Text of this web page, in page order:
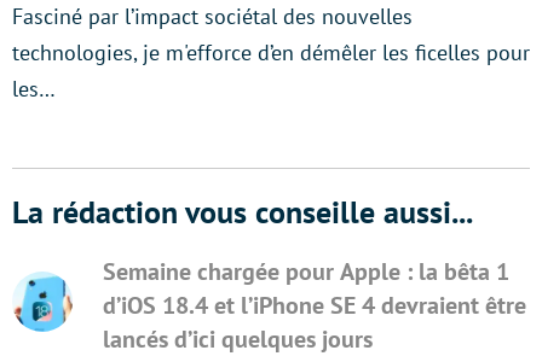
Fasciné par l’impact sociétal des nouvelles
technologies, je m'efforce d’en démêler les ficelles pour
les…
La rédaction vous conseille aussi...
Semaine chargée pour Apple : la bêta 1
d’iOS 18.4 et l’iPhone SE 4 devraient être
lancés d’ici quelques jours